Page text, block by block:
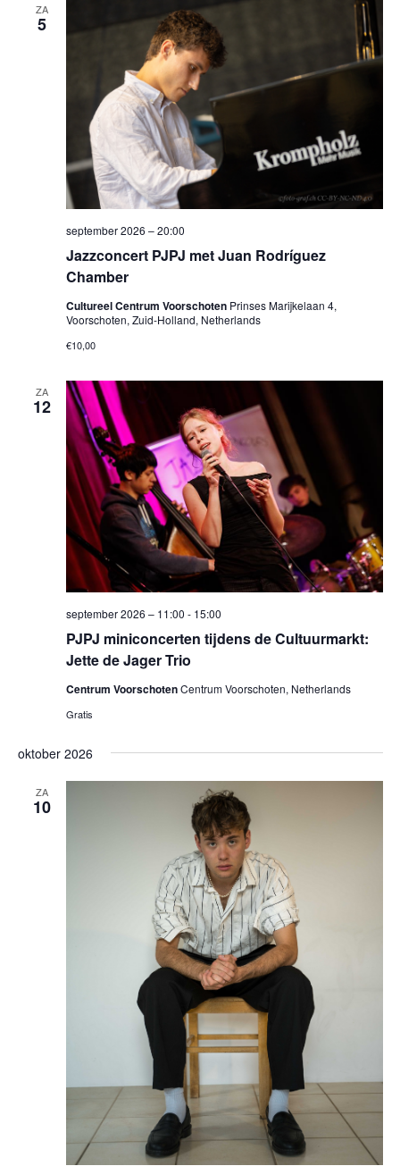
ZA
5
Jazzconcert PJPJ met Juan Rodríguez
Chamber
september 2026 – 20:00
Cultureel Centrum Voorschoten Prinses Marijkelaan 4,
Voorschoten, Zuid-Holland, Netherlands
€10,00
ZA
12
PJPJ miniconcerten tijdens de Cultuurmarkt:
Jette de Jager Trio
september 2026 – 11:00 - 15:00
Centrum VoorschotenCentrum Voorschoten, Netherlands
Gratis
oktober 2026
ZA
10